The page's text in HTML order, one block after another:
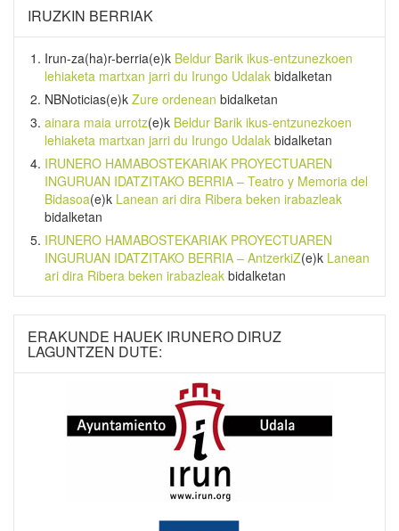
IRUZKIN BERRIAK
Irun-za(ha)r-berria(e)k Beldur Barik ikus-entzunezkoen
lehiaketa martxan jarri du Irungo Udalak bidalketan
NBNoticias(e)k Zure ordenean bidalketan
ainara maia urrotz(e)k Beldur Barik ikus-entzunezkoen
lehiaketa martxan jarri du Irungo Udalak bidalketan
IRUNERO HAMABOSTEKARIAK PROYECTUAREN
INGURUAN IDATZITAKO BERRIA – Teatro y Memoria del
Bidasoa(e)k Lanean ari dira Ribera beken irabazleak
bidalketan
IRUNERO HAMABOSTEKARIAK PROYECTUAREN
INGURUAN IDATZITAKO BERRIA – AntzerkiZ(e)k Lanean
ari dira Ribera beken irabazleak bidalketan
ERAKUNDE HAUEK IRUNERO DIRUZ
LAGUNTZEN DUTE: